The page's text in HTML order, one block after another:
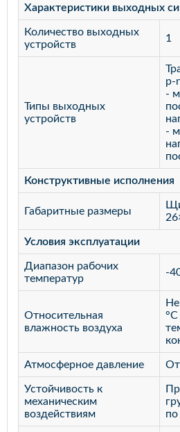
Характеристики выходных
Количество выходных
устройств
1
Типы выходных
устройств
p-
-
-
Конструктивные исполнения
Габаритные размеры
Условия эксплуатации
Диапазон рабочих
температур
-
Относительная
влажность воздуха
°С
Атмосферное давление От
Устойчивость к
механическим
воздействиям